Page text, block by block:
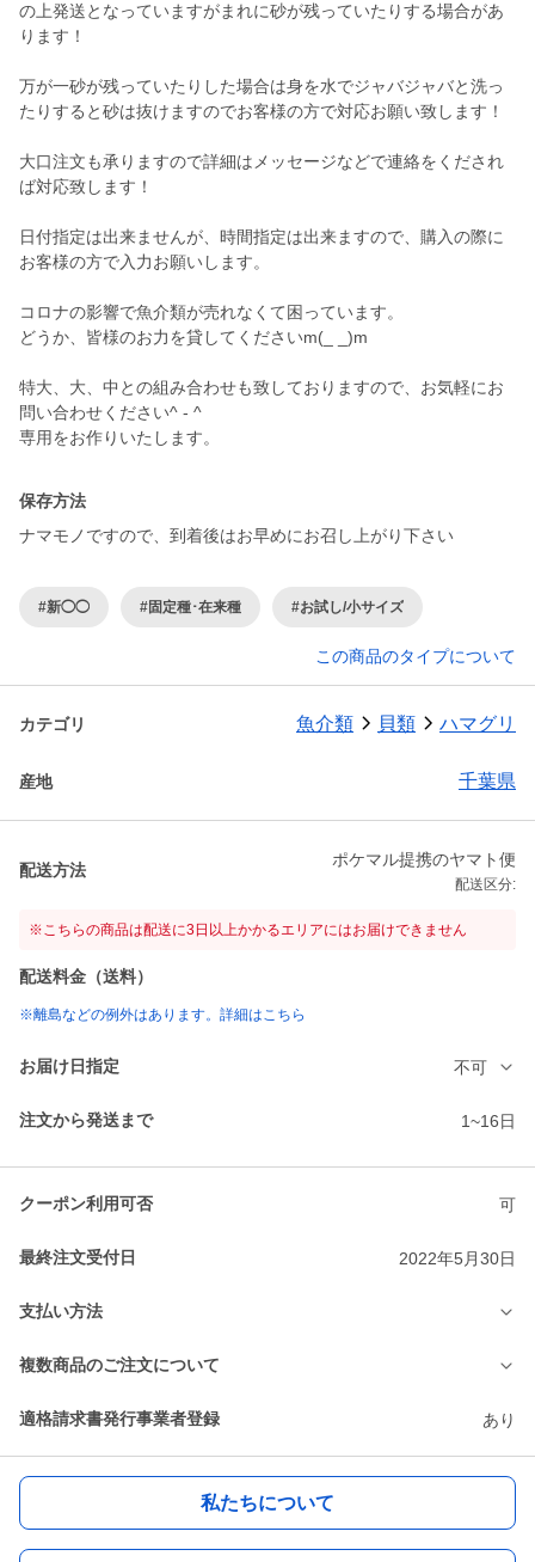
の上発送となっていますがまれに砂が残っていたりする場合があ
ります！
万が一砂が残っていたりした場合は身を水でジャバジャバと洗っ
たりすると砂は抜けますのでお客様の方で対応お願い致します！
大口注文も承りますので詳細はメッセージなどで連絡をくだされ
ば対応致します！
日付指定は出来ませんが、時間指定は出来ますので、購入の際に
お客様の方で入力お願いします。
コロナの影響で魚介類が売れなくて困っています。
どうか、皆様のお力を貸してくださいm(_ _)m
特大、大、中との組み合わせも致しておりますので、お気軽にお
問い合わせください^ - ^
専用をお作りいたします。
保存方法
ナマモノですので、到着後はお早めにお召し上がり下さい
#新◯◯ #固定種･在来種 #お試し/小サイズ
この商品のタイプについて
カテゴリ 魚介類 貝類 ハマグリ
産地 千葉県
配送方法
ポケマル提携のヤマト便
配送区分:
※こちらの商品は配送に3日以上かかるエリアにはお届けできません
配送料金（送料）
※離島などの例外はあります。詳細はこちら
お届け日指定 不可
注文から発送まで 1~16日
クーポン利用可否 可
最終注文受付日 2022年5月30日
支払い方法
複数商品のご注文について
適格請求書発行事業者登録 あり
私たちについて